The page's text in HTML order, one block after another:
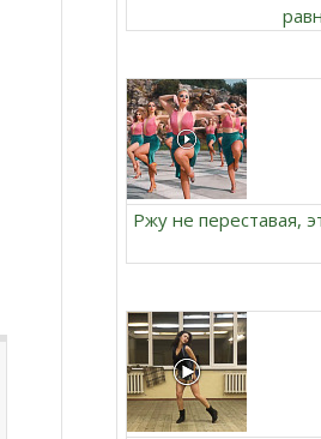
Ржу не переставая,